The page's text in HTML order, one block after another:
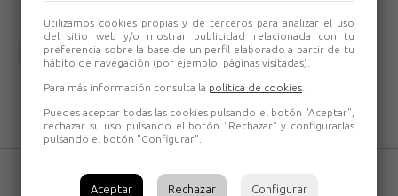
Volver
Utilizamos cookies propias y de terceros para analizar el uso
del sitio web y/o mostrar publicidad relacionada con tu
preferencia sobre la base de un perfil elaborado a partir de tu
hábito de navegación (por ejemplo, páginas visitadas).
Para más información consulta la política de cookies
Puedes aceptar todas las cookies pulsando el botón "Aceptar",
rechazar su uso pulsando el botón "Rechazar" y configurarlas
pulsando el botón "Configurar".
Aceptar Rechazar Configurar